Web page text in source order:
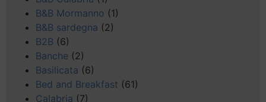
B&B Mormanno (1)
B&B sardegna (2)
B2B (6)
Banche (2)
Basilicata (6)
Bed and Breakfast (61)
Calabria (7)